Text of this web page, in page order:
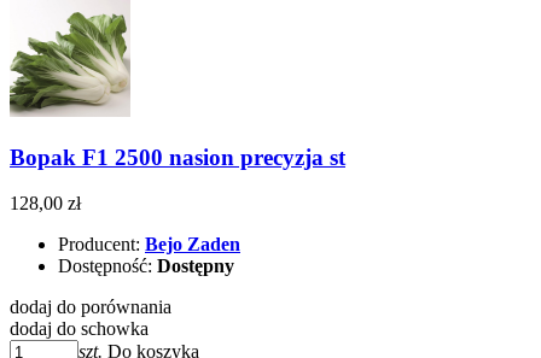
Bopak F1 2500 nasion precyzja st
128,00 zł
Producent: Bejo Zaden
Dostępność: Dostępny
dodaj do porównania
dodaj do schowka
szt. Do koszyka